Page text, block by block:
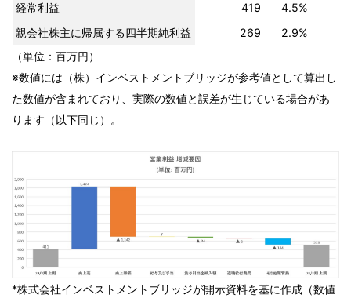
経常利益
419
4.5%
親会社株主に帰属する四半期純利益
269
2.9%
（単位：百万円）
※数値には（株）インベストメントブリッジが参考値として算出し
た数値が含まれており、実際の数値と誤差が生じている場合があ
ります（以下同じ）。
*株式会社インベストメントブリッジが開示資料を基に作成（数値